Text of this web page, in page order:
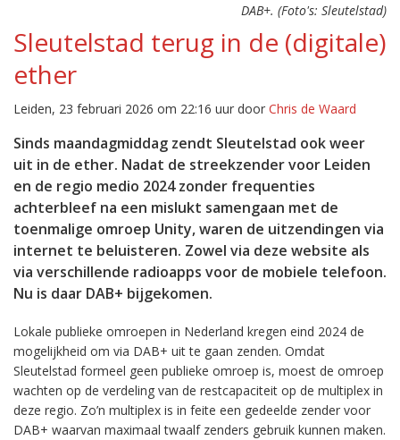
DAB+. (Foto's: Sleutelstad)
Sleutelstad terug in de (digitale)
ether
Leiden, 23 februari 2026 om 22:16 uur door Chris de Waard
Sinds maandagmiddag zendt Sleutelstad ook weer
uit in de ether. Nadat de streekzender voor Leiden
en de regio medio 2024 zonder frequenties
achterbleef na een mislukt samengaan met de
toenmalige omroep Unity, waren de uitzendingen via
internet te beluisteren. Zowel via deze website als
via verschillende radioapps voor de mobiele telefoon.
Nu is daar DAB+ bijgekomen.
Lokale publieke omroepen in Nederland kregen eind 2024 de
mogelijkheid om via DAB+ uit te gaan zenden. Omdat
Sleutelstad formeel geen publieke omroep is, moest de omroep
wachten op de verdeling van de restcapaciteit op de multiplex in
deze regio. Zo’n multiplex is in feite een gedeelde zender voor
DAB+ waarvan maximaal twaalf zenders gebruik kunnen maken.